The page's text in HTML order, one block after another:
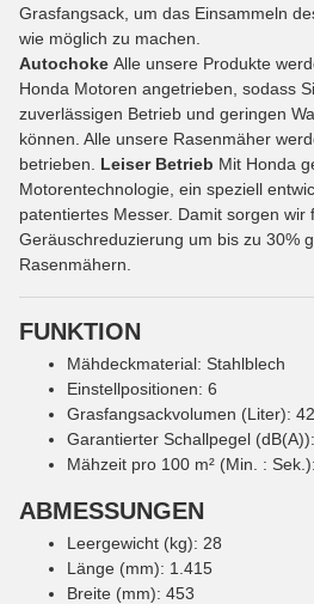
Grasfangsack, um das Einsammeln
wie möglich zu machen.
Autochoke Alle unsere Produkte
Honda Motoren angetrieben, sodass
zuverlässigen Betrieb und geringen
können. Alle unsere Rasenmäher
betrieben. Leiser Betrieb Mit Honda
Motorentechnologie, ein speziell
patentiertes Messer. Damit sorgen wir
Geräuschreduzierung um bis zu 30%
Rasenmähern.
FUNKTION
Mähdeckmaterial: Stahlblech
Einstellpositionen: 6
Grasfangsackvolumen (Liter): 42
Garantierter Schallpegel
Mähzeit pro 100 m² (Min. :
ABMESSUNGEN
Leergewicht (kg): 28
Länge (mm): 1.415
Breite (mm): 453